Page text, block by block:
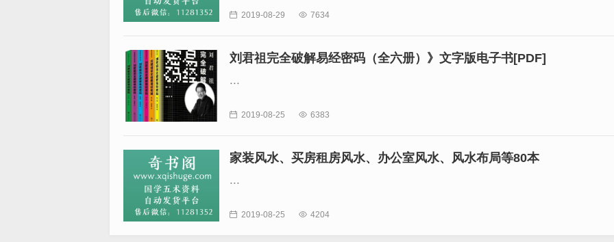
 2019-08-29  7634
刘君祖完全破解易经密码（全六册）》文字版电子书[PDF]
...
 2019-08-25  6383
家装风水、买房租房风水、办公室风水、风水布局等80本
...
 2019-08-25  4204